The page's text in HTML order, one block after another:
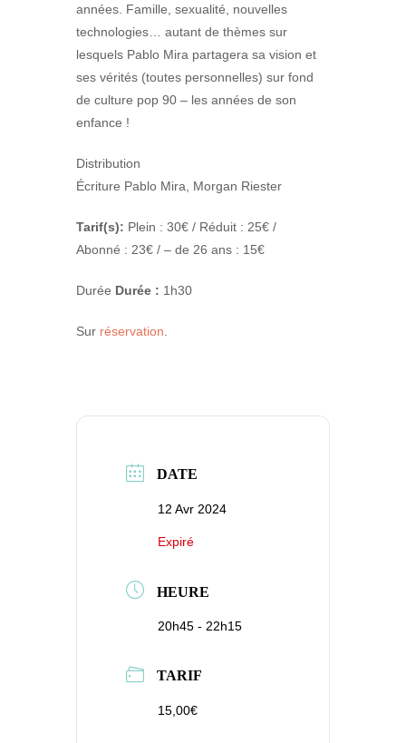
années. Famille, sexualité, nouvelles
technologies… autant de thèmes sur
lesquels Pablo Mira partagera sa vision et
ses vérités (toutes personnelles) sur fond
de culture pop 90 – les années de son
enfance !
Distribution
Écriture Pablo Mira, Morgan Riester
Tarif(s): Plein : 30€ / Réduit : 25€ /
Abonné : 23€ / – de 26 ans : 15€
Durée Durée : 1h30
Sur réservation
DATE
12 Avr 2024
Expiré
HEURE
20h45 - 22h15
TARIF
15,00€